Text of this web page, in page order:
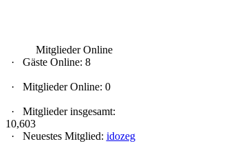
Mitglieder Online
·
Gäste Online: 8
· Mitglieder Online: 0
·
Mitglieder insgesamt:
10,603
·
Neuestes Mitglied: idozeg